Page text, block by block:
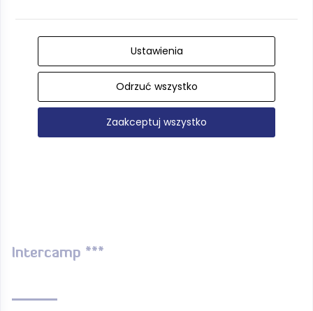
Intercamp ***
Ustawienia
Odrzuć wszystko
Zaakceptuj wszystko